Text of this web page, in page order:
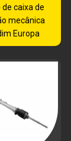
de caixa de
mecânica
Europa